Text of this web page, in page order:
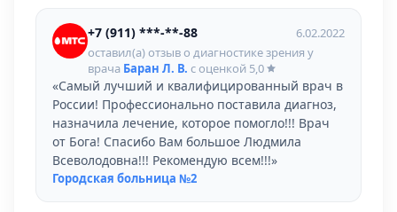
+7 (911) ***-**-88
6.02.2022
оставил(а) отзыв о диагностике зрения у
врача Баран Л. В. с оценкой 5,0
«Самый лучший и квалифицированный врач в
России! Профессионально поставила диагноз,
назначила лечение, которое помогло!!! Врач
от Бога! Спасибо Вам большое Людмила
Всеволодовна!!! Рекомендую всем!!!»
Городская больница №2